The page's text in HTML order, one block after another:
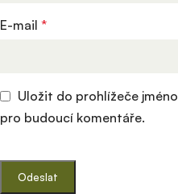
E-mail *
Uložit do prohlížeče
pro budoucí komentáře.